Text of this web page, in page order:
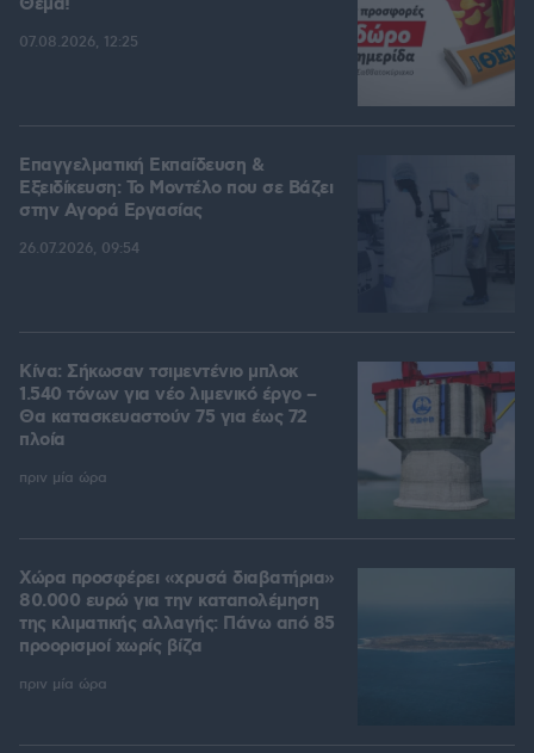
Θέμα!
07.08.2026, 12:25
Επαγγελματική Εκπαίδευση &
Εξειδίκευση: Το Mοντέλο που σε Bάζει
στην Aγορά Eργασίας
26.07.2026, 09:54
Κίνα: Σήκωσαν τσιμεντένιο μπλοκ
1.540 τόνων για νέο λιμενικό έργο –
Θα κατασκευαστούν 75 για έως 72
πλοία
πριν μία ώρα
Χώρα προσφέρει «χρυσά διαβατήρια»
80.000 ευρώ για την καταπολέμηση
της κλιματικής αλλαγής: Πάνω από 85
προορισμοί χωρίς βίζα
πριν μία ώρα